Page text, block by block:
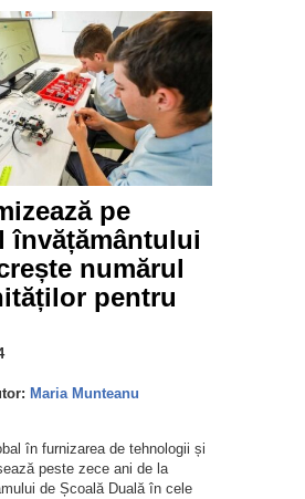
pe
învățământului
numărul
pentru
Maria Munteanu
în furnizarea de tehnologii și
peste zece ani de la
de Școală Duală în cele